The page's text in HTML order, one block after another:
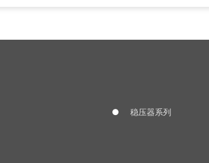
稳压器系列